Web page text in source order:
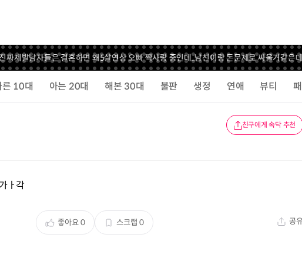
발남자들은 결혼하면 왜5살연상 오빠 짝사랑 중인데..남친이랑 돈문제로 싸울거같은데 언
른 10대 아는 20대 해본 30대 불판 생정 연애 뷰티
친구에게 속닥 추천
ㅏ각
좋아요0 스크랩 0 공